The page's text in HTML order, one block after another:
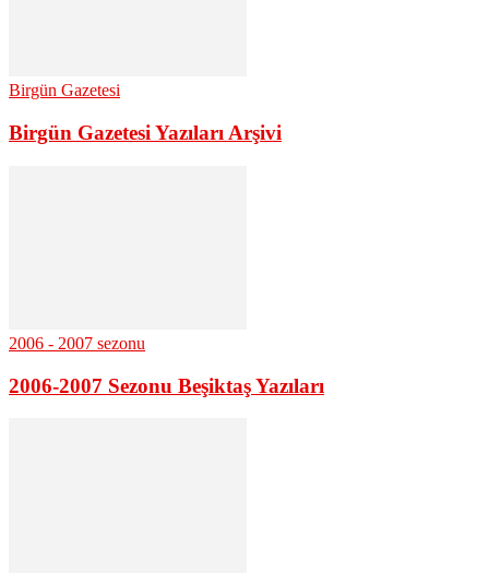
Birgün Gazetesi
Birgün Gazetesi Yazıları Arşivi
2006 - 2007 sezonu
2006-2007 Sezonu Beşiktaş Yazıları